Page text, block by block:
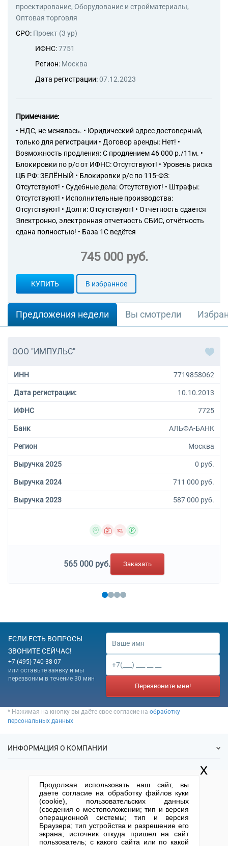
проектирование, Оборудование и стройматериалы,
Оптовая торговля
СРО: Проект (3 ур)
ИФНС:7751
Регион: Москва
Дата регистрации:07.12.2023
Примечание:
• НДС, не менялась. • Юридический адрес достоверный,
только для регистрации • Договор аренды: Нет! •
Возможность продления: С продлением 46 000 р./11м. •
Блокировки по р/с от ИФНС: Отсутствуют! • Уровень риска
ЦБ РФ: ЗЕЛЁНЫЙ • Блокировки р/с по 115-ФЗ:
Отсутствуют! • Судебные дела: Отсутствуют! • Штрафы:
Отсутствуют! • Исполнительные производства:
Отсутствуют! • Долги: Отсутствуют! • Отчетность сдается
Электронно, электронная отчетность СБИС, отчётность
сдана полностью! • База 1С ведётся
745 000 руб.
КУПИТЬ В избранное
Предложения недели Вы смотрели
ООО "ИМПУЛЬС"
ИНН 7719858062
Дата регистрации: 10.10.2013
ИФНС 7725
Банк АЛЬФА-БАНК
Регион Москва
Выручка 2025 0 руб.
Выручка 2024 711 000 руб.
Выручка 2023 587 000 руб.
565 000 руб. Заказать
ЕСЛИ ЕСТЬ ВОПРОСЫ
ЗВОНИТЕ СЕЙЧАС!
+7 (495) 740-38-07
или оставьте заявку и мы
перезвоним в течение 30 мин
Перезвоните мне!
* Нажимая на кнопку вы даёте свое согласие на обработку
персональных данных
ИНФОРМАЦИЯ О КОМПАНИИ
Спецпредложения
Готовые фирмы
Продажа фирм
Регистрация
Ликвидация
КОНТАКТНАЯ ИНФОРМАЦИЯ
+7 (495) 740-38-07
(По Москве)
mail@1-urist.ru
Спросить у юриста
Продолжая использовать наш сайт, вы
даете согласие на обработку файлов куки
(cookie), пользовательских данных
(сведения о местоположении; тип и версия
операционной системы; тип и версия
Браузера; тип устройства и разрешение его
экрана; источник откуда пришел на сайт
пользователь; с какого сайта или по какой
x